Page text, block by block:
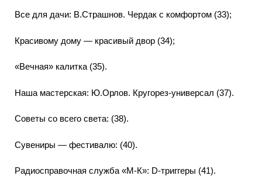
Все для дачи: В.Страшнов. Чердак с комфортом (33);
Красивому дому — красивый двор (34);
«Вечная» калитка (35).
Наша мастерская: Ю.Орлов. Кругорез-универсал (37).
Советы со всего света: (38).
Сувениры — фестивалю: (40).
Радиосправочная служба «М-К»: D-триггеры (41).